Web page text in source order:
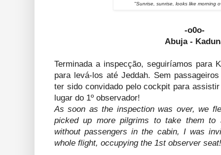
"Sunrise, sunrise, looks like morning
-o0o-
Abuja -
Terminada a inspecção, seguiríamos para
para levá-los até Jeddah. Sem
ter sido convidado pelo cockpit para
lugar do 1º observador!
As soon as the inspection was over, we
picked up more pilgrims to take them to
without passengers in the cabin, I was
whole flight, occupying the 1st observer seat!